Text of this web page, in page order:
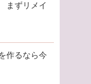
まずリメイ
作るなら今